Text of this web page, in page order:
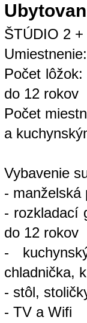
ŠTÚDIO 2 +
Počet
do 12 rokov
Počet
a
Vybavenie
-
- rozkladací
do 12 rokov
-
chladnička,
- stôl,
- TV a Wifi